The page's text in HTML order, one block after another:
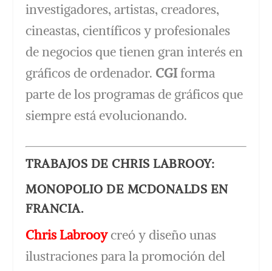
investigadores, artistas, creadores,
cineastas, científicos y profesionales
de negocios que tienen gran interés en
gráficos de ordenador. CGIforma
parte de los programas de gráficos que
siempre está evolucionando.
TRABAJOS DE CHRIS LABROOY:
MONOPOLIO DE MCDONALDS EN
FRANCIA.
Chris Labrooycreó y diseño unas
ilustraciones para la promoción del